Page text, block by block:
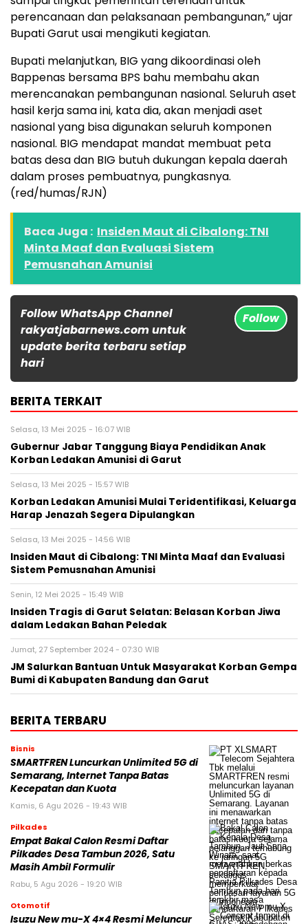
perencanaan dan pelaksanaan pembangunan,” ujar
Bupati Garut usai mengikuti kegiatan.
Bupati melanjutkan, BIG yang dikoordinasi oleh
Bappenas bersama BPS bahu membahu akan
merencanakan pembangunan nasional. Seluruh aset
hasil kerja sama ini, kata dia, akan menjadi aset
nasional yang bisa digunakan seluruh komponen
nasional. BIG mendapat mandat membuat peta
batas desa dan BIG butuh dukungan kepala daerah
dalam proses pembuatnya, pungkasnya.
(red/humas/RJN)
Baca Juga : Insiden Maut di Cibalong: TNI
Minta Maaf dan Evaluasi Sistem
Pemusnahan Amunisi
Follow WhatsApp Channel
rakyatjabarnews.com untuk
update berita terbaru setiap
hari
Follow
BERITA TERKAIT
Selasa, 13 Mei 2025 - 16:07 WIB
Gubernur Jabar Tanggung Biaya Pendidikan Anak
Korban Ledakan Amunisi di Garut
Selasa, 13 Mei 2025 - 15:57 WIB
Korban Ledakan Amunisi Mulai Teridentifikasi, Keluarga
Harap Jenazah Segera Dipulangkan
Selasa, 13 Mei 2025 - 14:56 WIB
Insiden Maut di Cibalong: TNI Minta Maaf dan Evaluasi
Sistem Pemusnahan Amunisi
Senin, 12 Mei 2025 - 15:49 WIB
Insiden Tragis di Garut Selatan: Belasan Korban Jiwa
dalam Ledakan Bahan Peledak
Jumat, 27 September 2024 - 07:30 WIB
JM Salurkan Bantuan Untuk Masyarakat Korban Gempa
Bumi di Kabupaten Bandung dan Garut
BERITA TERBARU
Bisnis
SMARTFREN Luncurkan Unlimited 5G di
Semarang, Internet Tanpa Batas
Kecepatan dan Kuota
Kamis, 6 Agu 2026 - 19:43 WIB
Pilkades
Empat Bakal Calon Resmi Daftar
Pilkades Desa Tambun 2026, Satu
Masih Ambil Formulir
Rabu, 5 Agu 2026 - 19:20 WIB
Otomotif
Isuzu New mu-X 4×4 Resmi Meluncur